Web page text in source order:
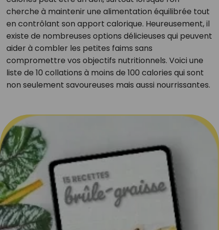
cherche à maintenir une alimentation équilibrée tout
en contrôlant son apport calorique. Heureusement, il
existe de nombreuses options délicieuses qui peuvent
aider à combler les petites faims sans
compromettre vos objectifs nutritionnels. Voici une
liste de 10 collations à moins de 100 calories qui sont
non seulement savoureuses mais aussi nourrissantes.